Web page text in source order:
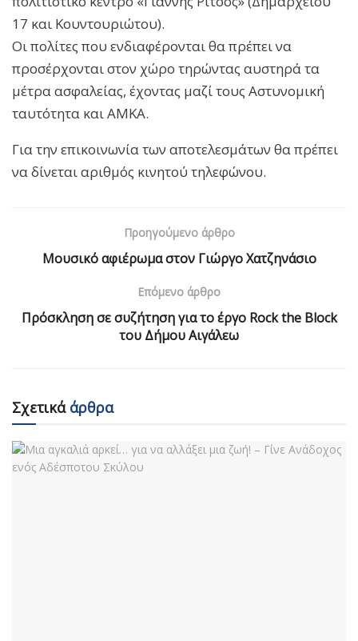
17 και Κουντουριώτου).
Οι πολίτες που ενδιαφέρονται θα πρέπει να
προσέρχονται στον χώρο τηρώντας αυστηρά τα
μέτρα ασφαλείας, έχοντας μαζί τους Αστυνομική
ταυτότητα και ΑΜΚΑ.
Για την επικοινωνία των αποτελεσμάτων θα πρέπει
να δίνεται αριθμός κινητού τηλεφώνου.
Προηγούμενο άρθρο
Μουσικό αφιέρωμα στον Γιώργο Χατζηνάσιο
Επόμενο άρθρο
Πρόσκληση σε συζήτηση για το έργο Rock the Block
του Δήμου Αιγάλεω
Σχετικάάρθρα